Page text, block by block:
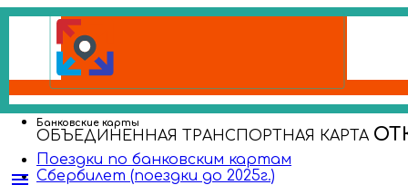
ОБЪЕДИНЕННАЯ ТРАНСПОРТНАЯ КАРТА
menu
Банковские карты
Поездки по банковским картам
Сбербилет (поездки до 2025г.)